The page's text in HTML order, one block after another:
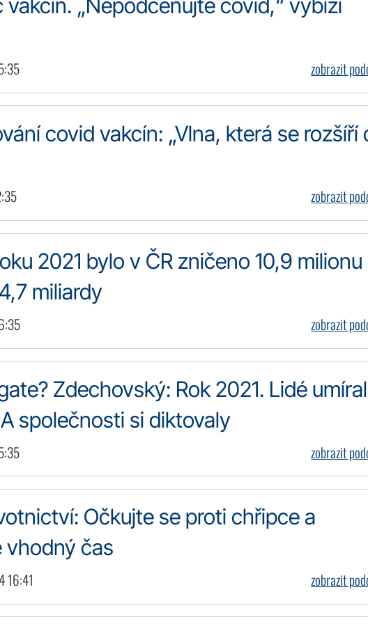
„Nepodceňujte covid,“ vybízí
zobrazit
covid vakcín: „Vlna, která se rozšíří
zobrazit
2021 bylo v ČR zničeno 10,9 milionu
miliardy
zobrazit
Zdechovský: Rok 2021. Lidé
společnosti si diktovaly
zobrazit
Očkujte se proti chřipce a
vhodný čas
16:41 zobrazit